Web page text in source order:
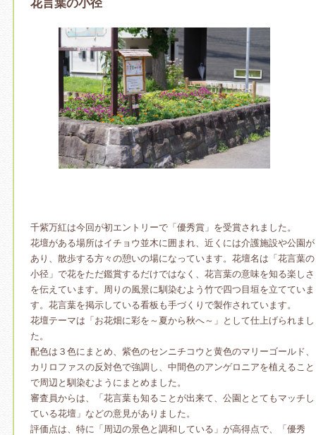
花言葉の小径
千紫万紅は今回が初エントリーで「優秀賞」を受賞されました。
花壇がある場所はイチョウ並木に囲まれ、近くには介護施設や公園が
あり、散歩する方々の憩いの場になっています。花壇名は「花言葉の
小径」で花をただ鑑賞するだけではなく、花言葉の意味を知る楽しさ
を伝えています。周りの風景に馴染むよう竹で四つ目垣を立てていま
す。花言葉を掲示している看板も手づくりで製作されています。
花壇テーマは「お花畑に彩を～夏から秋へ～」として仕上げられまし
た。
配色は３色にまとめ、紫色のセンニチコウと黄色のマリーゴールド、
カリロファスの反対色で強調し、中間色のアンゲロニアを植えること
で周辺と馴染むようにまとめました。
審査員からは、「花言葉も知ることが出来て、公園ととてもマッチし
ている花壇」などの意見がありました。
評価点は、特に「周辺の景色と調和している」が高得点で、「優秀